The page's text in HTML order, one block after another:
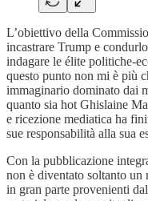
L’obiettivo della
incastrare Trump e
indagare le élite politiche-
questo punto non mi è più
immaginario dominato dai
quanto sia hot Ghislaine
e ricezione mediatica ha
sue responsabilità alla sua
Con la pubblicazione
non è diventato soltanto un
in gran parte provenienti